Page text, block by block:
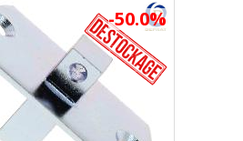
-50.0%